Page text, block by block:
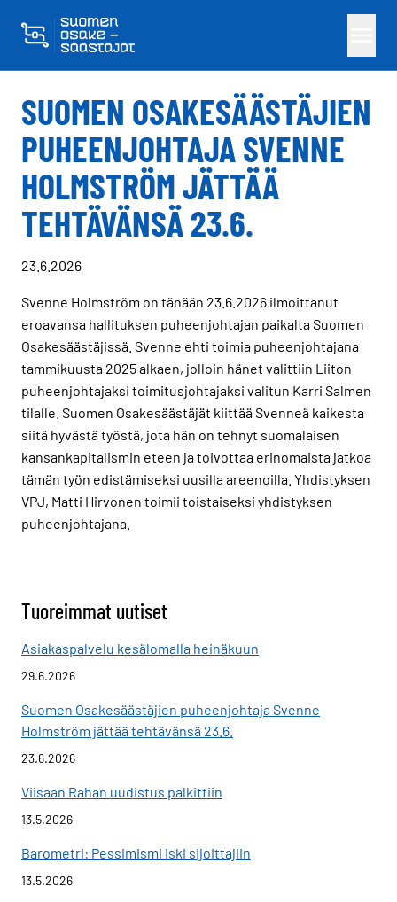
Skippaa sisältö
SUOMEN OSAKESÄÄSTÄJIEN
PUHEENJOHTAJA SVENNE
HOLMSTRÖM JÄTTÄÄ
TEHTÄVÄNSÄ 23.6.
23.6.2026
Svenne Holmström on tänään 23.6.2026 ilmoittanut
eroavansa hallituksen puheenjohtajan paikalta Suomen
Osakesäästäjissä. Svenne ehti toimia puheenjohtajana
tammikuusta 2025 alkaen, jolloin hänet valittiin Liiton
puheenjohtajaksi toimitusjohtajaksi valitun Karri Salmen
tilalle. Suomen Osakesäästäjät kiittää Svenneä kaikesta
siitä hyvästä työstä, jota hän on tehnyt suomalaisen
kansankapitalismin eteen ja toivottaa erinomaista jatkoa
tämän työn edistämiseksi uusilla areenoilla. Yhdistyksen
VPJ, Matti Hirvonen toimii toistaiseksi yhdistyksen
puheenjohtajana.
Tuoreimmat uutiset
Asiakaspalvelu kesälomalla heinäkuun
29.6.2026
Suomen Osakesäästäjien puheenjohtaja Svenne
Holmström jättää tehtävänsä 23.6.
23.6.2026
Viisaan Rahan uudistus palkittiin
13.5.2026
Barometri: Pessimismi iski sijoittajiin
13.5.2026